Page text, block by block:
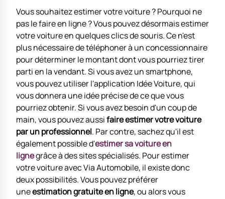
Vous souhaitez estimer votre voiture ? Pourquoi ne
pas le faire en ligne ? Vous pouvez désormais estimer
votre voiture en quelques clics de souris. Ce n'est
plus nécessaire de téléphoner à un concessionnaire
pour déterminer le montant dont vous pourriez tirer
parti en la vendant. Si vous avez un smartphone,
vous pouvez utiliser l'application Idée Voiture, qui
vous donnera une idée précise de ce que vous
pourriez obtenir. Si vous avez besoin d'un coup de
main, vous pouvez aussifaire estimer votre voiture
par un professionnel. Par contre, sachez qu'il est
également possible d'estimer sa voiture en
lignegrâce à des sites spécialisés. Pour estimer
votre voiture avec Via Automobile, il existe donc
deux possibilités. Vous pouvez préférer
uneestimation gratuite en ligne, ou alors vous